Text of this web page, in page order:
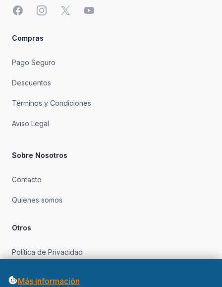
FacebookInstagram
X YouTube
Compras
Pago Seguro
Descuentos
Términos y Condiciones
Aviso Legal
Sobre Nosotros
Contacto
Quienes somos
Otros
Política de Privacidad
Más información